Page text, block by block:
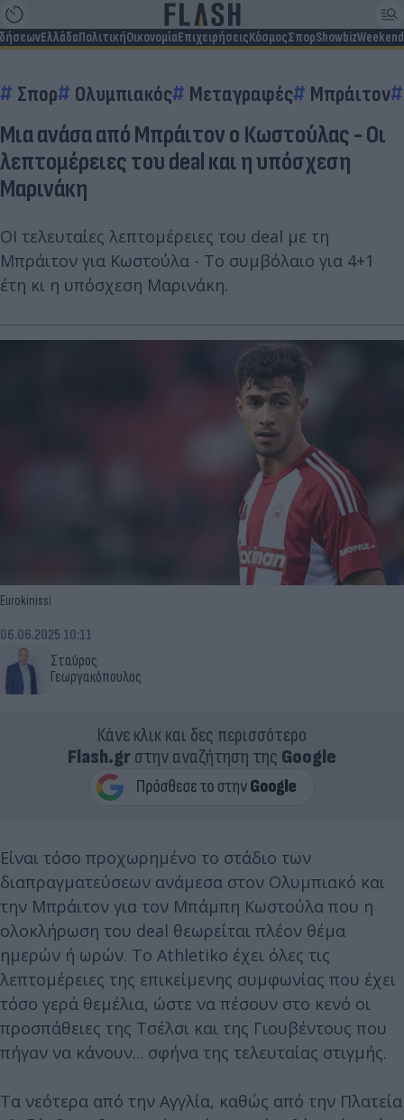
ΕλλάδαΠολιτικήΟικονομίαΕπιχειρήσειςΚόσμοςΣπορShowbizWeekend
Σπορ Ολυμπιακός Μεταγραφές Μπράιτον
Μια ανάσα από Μπράιτον ο Κωστούλας - Οι
λεπτομέρειες του deal και η υπόσχεση
Μαρινάκη
ΟΙ τελευταίες λεπτομέρειες του deal με τη
Μπράιτον για Κωστούλα - Το συμβόλαιο για 4+1
έτη κι η υπόσχεση Μαρινάκη.
Eurokinissi
Σταύρος
Γεωργακόπουλος
06.06.2025 10:11
Κάνε κλικ και δες περισσότερο
Flash.grστην αναζήτηση της Google
Είναι τόσο προχωρημένο το στάδιο των
διαπραγματεύσεων ανάμεσα στον Ολυμπιακό και
την Μπράιτον για τον Μπάμπη Κωστούλα που η
ολοκλήρωση του deal θεωρείται πλέον θέμα
ημερών ή ωρών. Το Athletiko έχει όλες τις
λεπτομέρειες της επικείμενης συμφωνίας που έχει
τόσο γερά θεμέλια, ώστε να πέσουν στο κενό οι
προσπάθειες της Τσέλσι και της Γιουβέντους που
πήγαν να κάνουν... σφήνα της τελευταίας στιγμής.
Τα νεότερα από την Αγγλία, καθώς από την Πλατεία